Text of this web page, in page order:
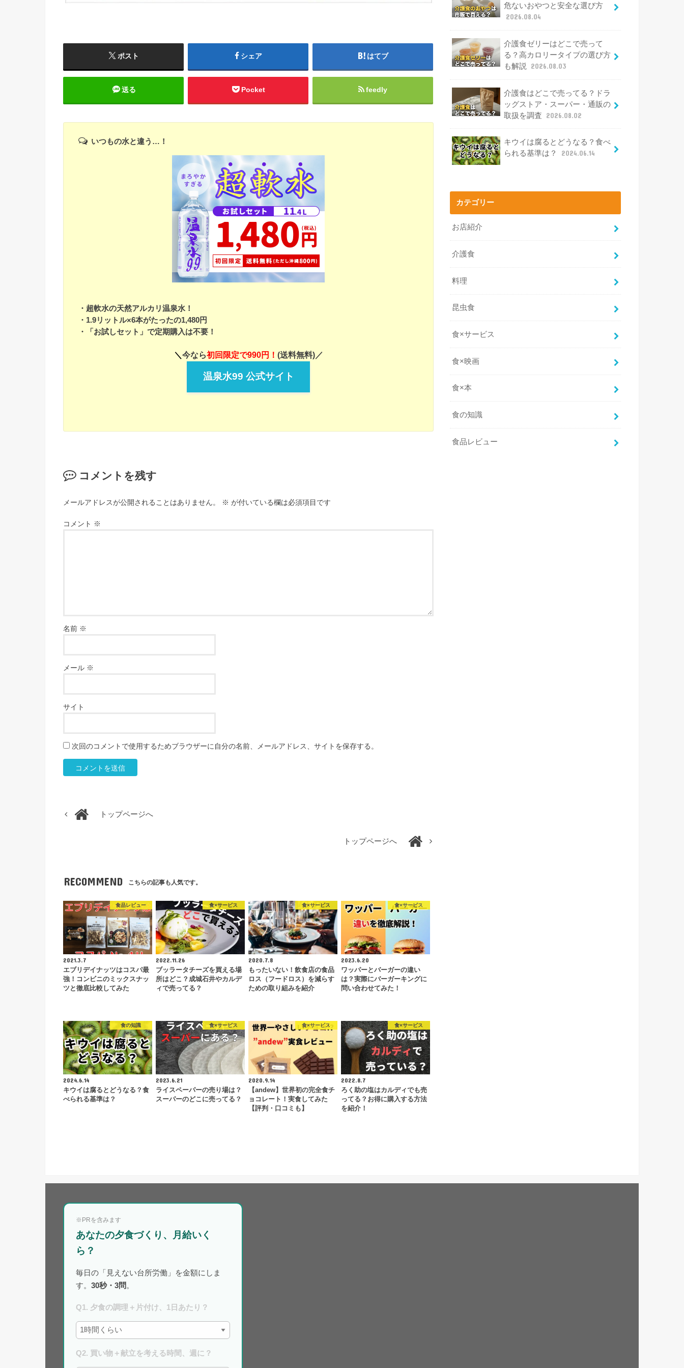
ポスト シェア はてブ
送る Pocket feedly
いつもの水と違う…！
・超軟水の天然アルカリ温泉水！
・1.9リットル×6本がたったの1,480円
・「お試しセット」で定期購入は不要！
＼ 今なら初回限定で990円！ (送料無料)／
温泉水99 公式サイト
コメントを残す
メールアドレスが公開されることはありません。 ※ が付いている欄は必須項目です
コメント ※
名前 ※
メール ※
サイト
次回のコメントで使用するためブラウザーに自分の名前、メールアドレス、サイトを保存する。
トップページへ
トップページへ
RECOMMEND こちらの記事も人気です。
食品レビュー
2021.3.7
エブリデイナッツはコスパ最
強！コンビニのミックスナッ
ツと徹底比較してみた
食×サービス
2022.11.26
ブッラータチーズを買える場
所はどこ？成城石井やカルデ
ィで売ってる？
食×サービス
2020.7.8
もったいない！飲食店の食品
ロス（フードロス）を減らす
ための取り組みを紹介
食×サービス
2023.6.20
ワッパーとバーガーの違い
は？実際にバーガーキングに
問い合わせてみた！
食の知識
2024.6.14
キウイは腐るとどうなる？食
べられる基準は？
食×サービス
2023.6.21
ライスペーパーの売り場は？
スーパーのどこに売ってる？
食×サービス
2020.9.14
【andew】世界初の完全食チ
ョコレート！実食してみた
【評判・口コミも】
食×サービス
2022.8.7
ろく助の塩はカルディでも売
ってる？お得に購入する方法
を紹介！
危ないおやつと安全な選び方
2026.08.04
介護食ゼリーはどこで売って
る？高カロリータイプの選び方
も解説
2026.08.03
介護食はどこで売ってる？ドラ
ッグストア・スーパー・通販の
取扱を調査
2026.08.02
キウイは腐るとどうなる？食べ
られる基準は？
2024.06.14
カテゴリー
お店紹介
介護食
料理
昆虫食
食×サービス
食×映画
食×本
食の知識
食品レビュー
※PRを含みます
あなたの夕食づくり、月給いく
ら？
毎日の「見えない台所労働」を金額にしま
す。 30秒・3問 。
Q1. 夕食の調理＋片付け、1日あたり？
Q2. 買い物＋献立を考える時間、週に？